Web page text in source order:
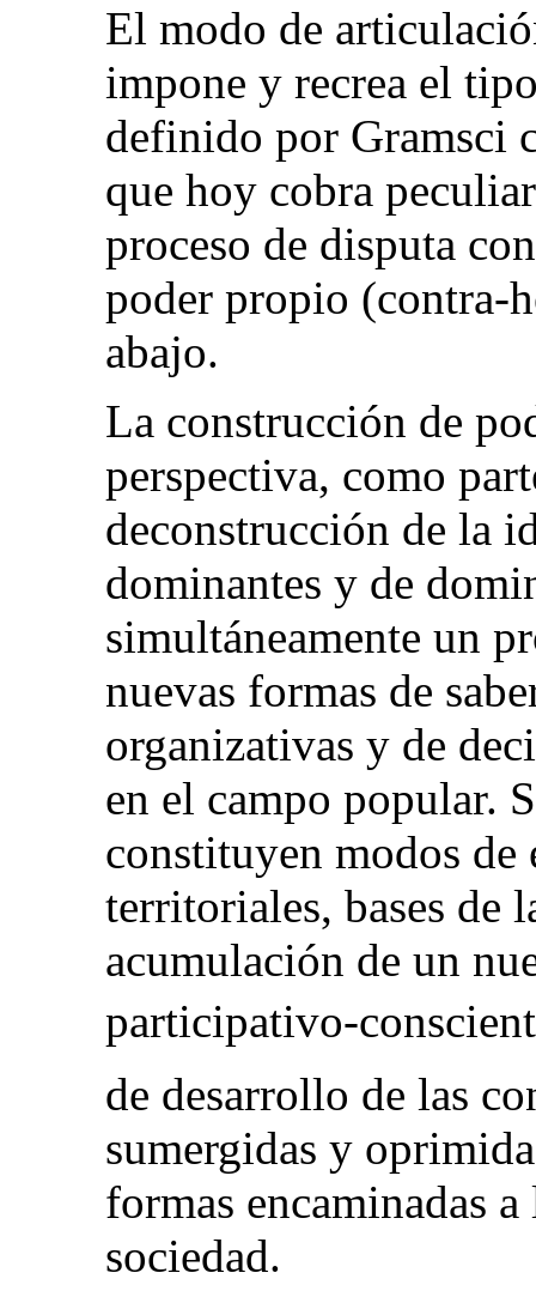
El modo de
impone y recrea el
definido por Gramsci
que hoy cobra
proceso de disputa
poder propio (contra-
abajo.
La construcción de
perspectiva, como
deconstrucción de la
dominantes y de
simultáneamente un
nuevas formas de
organizativas y de
en el campo popular.
constituyen modos
territoriales, bases de
acumulación de un
participativo-
de desarrollo de las
sumergidas y
formas encaminadas
sociedad.